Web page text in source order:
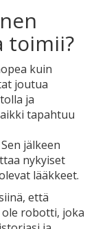
toimii?
kuin
joutua
ja
tapahtuu
jälkeen
nykyiset
lääkkeet.
että
robotti, joka